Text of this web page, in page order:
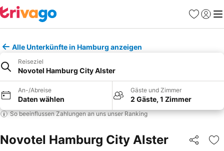
Favoriten
Alle Unterkünfte in Hamburg anzeigen
Reiseziel
Novotel Hamburg City Alster
An-/Abreise
Daten wählen
Gäste und Zimmer
2 Gäste, 1 Zimmer
So beeinflussen Zahlungen an uns unser Ranking
Novotel Hamburg City Alster Teilen